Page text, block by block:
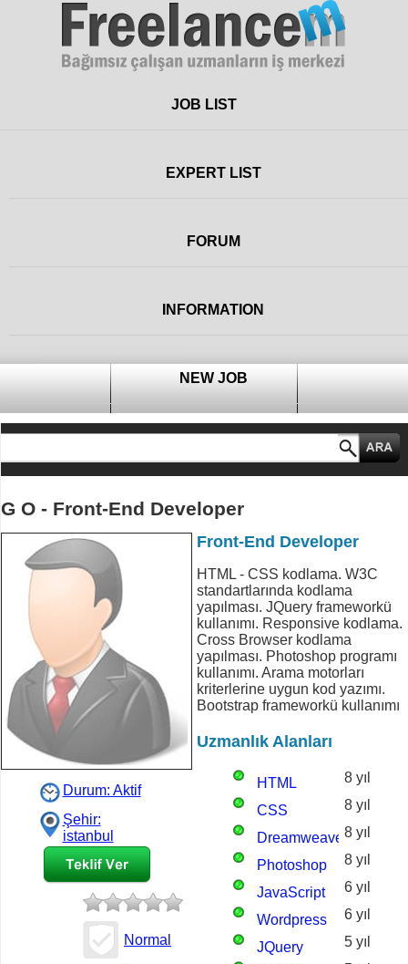
FreelanceJOB LIST
EXPERT LIST
FORUM
INFORMATION
NEW JOB
G O - Front-End Developer
Durum: Aktif
Şehir:
istanbul
Normal
Front-End Developer
HTML - CSS kodlama. W3C
standartlarında kodlama
yapılması. JQuery frameworkü
kullanımı. Responsive kodlama.
Cross Browser kodlama
yapılması. Photoshop programı
kullanımı. Arama motorları
kriterlerine uygun kod yazımı.
Bootstrap frameworkü kullanımı
Uzmanlık Alanları
HTML 8 yıl
CSS 8 yıl
Dreamweaver8 yıl
Photoshop 8 yıl
JavaScript 6 yıl
Wordpress 6 yıl
JQuery 5 yıl